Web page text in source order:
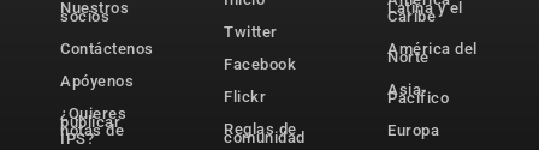
Nuestros
socios
Contáctenos
Apóyenos
¿Quieres
publicar
notas de
IPS?
Twitter
Facebook
Flickr
Reglas de
comunidad
Latina y el
Caribe
América del
Norte
Asia-
Pacífico
Europa